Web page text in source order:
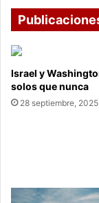
Israel y
solos que nunca
28 septiembre, 2025